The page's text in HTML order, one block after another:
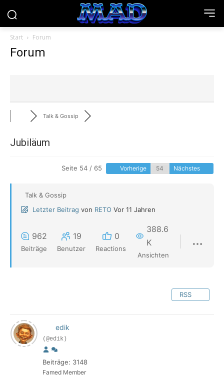
Start Forum
Forum
Talk & Gossip
Jubiläum
Seite 54 / 65 Vorherige Nächstes
Talk & Gossip
Letzter Beitrag von RETO Vor 11 Jahren
962
Beiträge
19
Benutzer
0
Reactions
388.6
K
Ansichten
RSS
edik
(@edik)
Beiträge: 3148
Famed Member